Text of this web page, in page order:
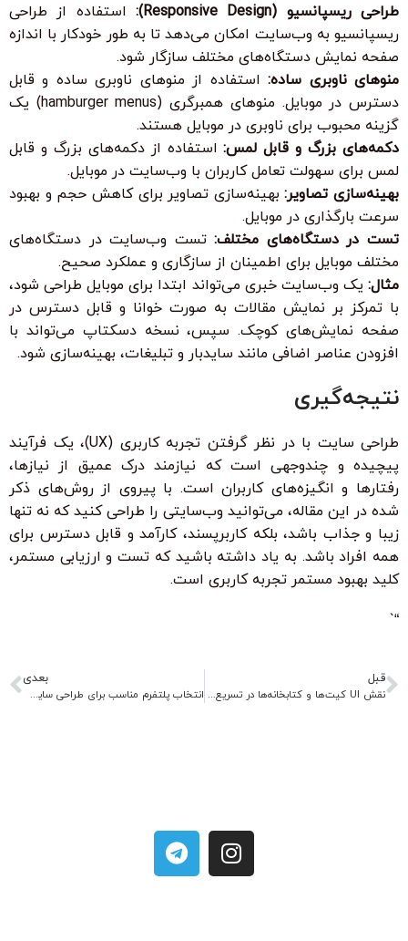
طراحی ریسپانسیو (Responsive Design):
استفاده از طراحی
ریسپانسیو به وب‌سایت امکان می‌دهد تا به طور خودکار با اندازه
صفحه نمایش دستگاه‌های مختلف سازگار شود.
منوهای ناوبری ساده:استفاده از منوهای ناوبری ساده و قابل
دسترس در موبایل. منوهای همبرگری (hamburger menus) یک
گزینه محبوب برای ناوبری در موبایل هستند.
دکمه‌های بزرگ و قابل لمس:استفاده از دکمه‌های بزرگ و قابل
لمس برای سهولت تعامل کاربران با وب‌سایت در موبایل.
بهینه‌سازی تصاویر:بهینه‌سازی تصاویر برای کاهش حجم و بهبود
سرعت بارگذاری در موبایل.
تست در دستگاه‌های مختلف:تست وب‌سایت در دستگاه‌های
مختلف موبایل برای اطمینان از سازگاری و عملکرد صحیح.
مثال: یک وب‌سایت خبری می‌تواند ابتدا برای موبایل طراحی شود،
با تمرکز بر نمایش مقالات به صورت خوانا و قابل دسترس در
صفحه نمایش‌های کوچک. سپس، نسخه دسکتاپ می‌تواند با
افزودن عناصر اضافی مانند سایدبار و تبلیغات، بهینه‌سازی شود.
نتیجه‌گیری
طراحی سایت با در نظر گرفتن تجربه کاربری (UX)، یک فرآیند
پیچیده و چندوجهی است که نیازمند درک عمیق از نیازها،
رفتارها و انگیزه‌های کاربران است. با پیروی از روش‌های ذکر
شده در این مقاله، می‌توانید وب‌سایتی را طراحی کنید که نه تنها
زیبا و جذاب باشد، بلکه کاربرپسند، کارآمد و قابل دسترس برای
همه افراد باشد. به یاد داشته باشید که تست و ارزیابی مستمر،
کلید بهبود مستمر تجربه کاربری است.
“`
قبل
نقش UI کیت‌ها و کتابخانه‌ها در تسریع طراحی سایت
بعدی
انتخاب پلتفرم مناسب برای طراحی سایت: از وردپرس تا جوملا